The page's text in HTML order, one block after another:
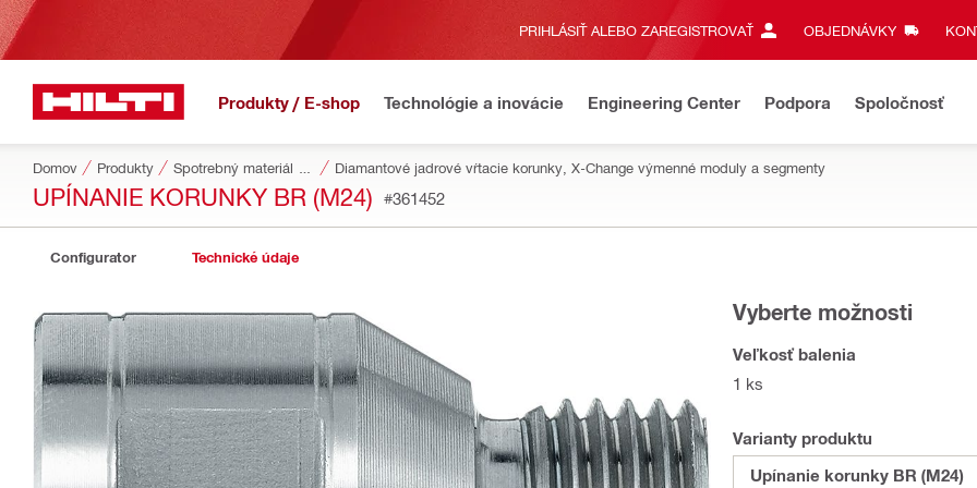
PRIHLÁSIŤ ALEBO ZAREGISTROVAŤ OBJEDNÁVKY
Produkty / E-shop Technológie a inovácie Engineering Center Podpora Spoločnosť
Domov Produkty Diamantové jadrové vŕtacie korunky, X-Change výmenné moduly a segmenty
UPÍNANIE KORUNKY BR (M24) #361452
Configurator Technické údaje
Vyberte možnosti
Veľkosť balenia
1 ks
Varianty produktu
Upínanie korunky BR (M24)